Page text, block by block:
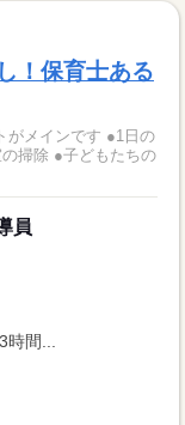
！保育士ある
ンです ●1日の
掃除 ●子どもたちの
員
時間...